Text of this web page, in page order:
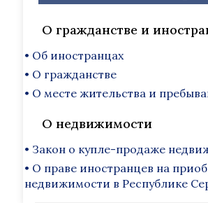
О гражданстве и
• Об иностранцах
• О гражданстве
• О месте жительства и
О недвижимости
• Закон о купле-продаже
• О праве иностранцев на
недвижимости в Республике